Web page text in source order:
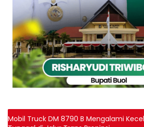
Mobil Truck DM 8790 B Mengalami